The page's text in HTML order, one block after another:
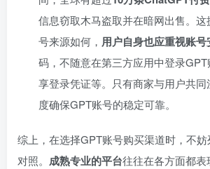
信息窃取木马盗取并在暗网出售。
号来源如何， 用户自身也应重视账号
码，不随意在第三方应用中登录
享登录凭证等。只有商家与用户共
度确保GPT账号的稳定可靠。
综上，在选择GPT账号购买渠道时，不
对照。 成熟专业的平台往往在各方面都表